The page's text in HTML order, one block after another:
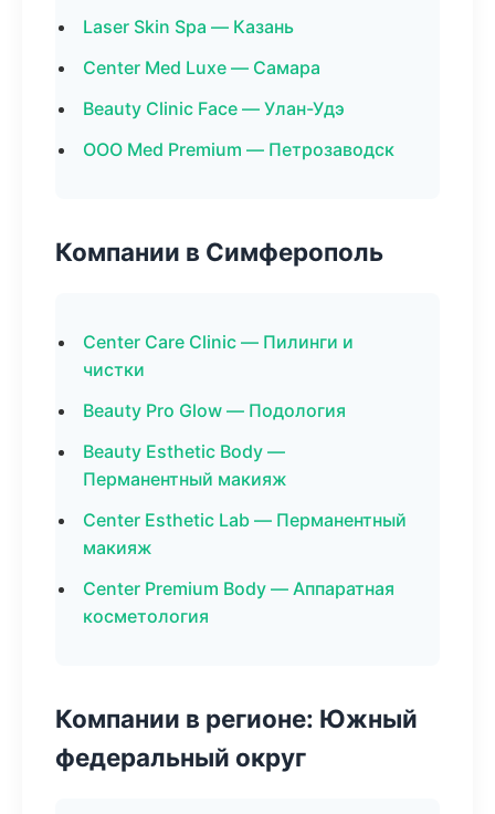
Laser Skin Spa — Казань
Center Med Luxe — Самара
Beauty Clinic Face — Улан-Удэ
ООО Med Premium — Петрозаводск
Компании в Симферополь
Center Care Clinic — Пилинги и
чистки
Beauty Pro Glow — Подология
Beauty Esthetic Body —
Перманентный макияж
Center Esthetic Lab — Перманентный
макияж
Center Premium Body — Аппаратная
косметология
Компании в регионе: Южный
федеральный округ